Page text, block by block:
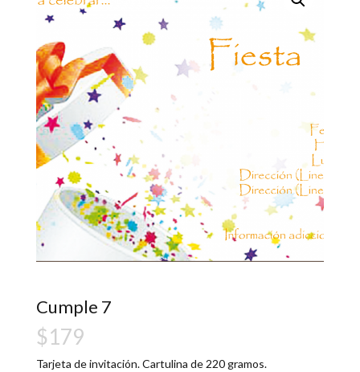
Cumple 7
$179
Tarjeta de invitación. Cartulina de 220 gramos.